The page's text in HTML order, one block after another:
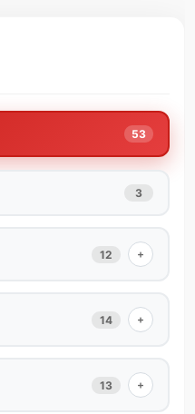
53
3
12 +
14 +
13 +